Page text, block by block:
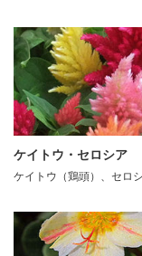
ケイトウ・セロシア
ケイトウ（鶏頭）、セロ